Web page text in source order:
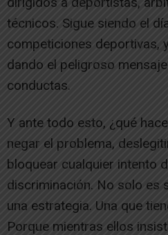
técnicos. Sigue siendo el
competiciones deportivas,
dando el peligroso
conductas.
Y ante todo esto, ¿qué
negar el problema,
bloquear cualquier intento
discriminación. No solo es
una estrategia. Una que
Porque mientras ellos